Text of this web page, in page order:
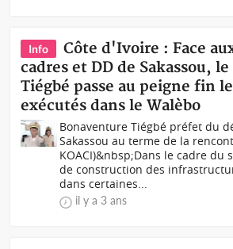
Info
Côte d'Ivoire : Face
cadres et DD de Sakassou,
Tiégbé passe au peigne fin
exécutés dans le Walèbo
Bonaventure Tiégbé préfet du
Sakassou au terme de la
KOACI)&nbsp; Dans le cadre du
de construction des
dans certaines...
il y a 3 ans